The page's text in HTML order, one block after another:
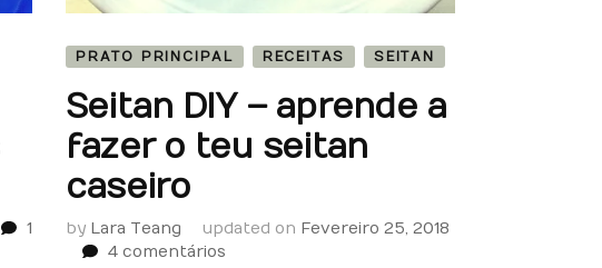
1
PRATO PRINCIPAL RECEITAS SEITAN
Seitan DIY – aprende a
fazer o teu seitan
caseiro
by Lara Teang updated on Fevereiro 25, 2018
4 comentáriosem